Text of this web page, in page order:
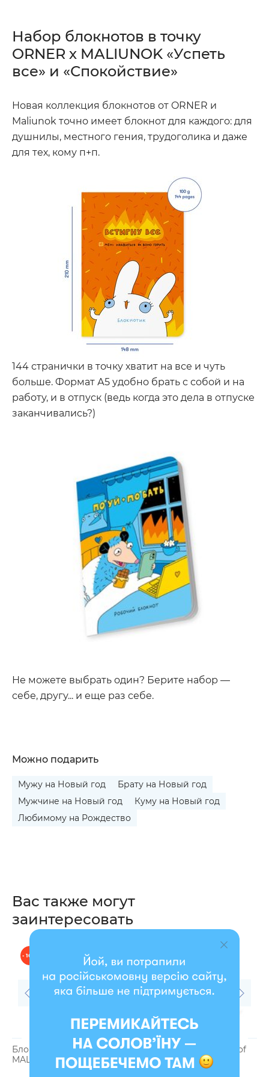
Набор блокнотов в точку
ORNER х MALIUNOK «Успеть
все» и «Спокойствие»
Новая коллекция блокнотов от ORNER и
Maliunok точно имеет блокнот для каждого: для
душнилы, местного гения, трудоголика и даже
для тех, кому п+п.
144 странички в точку хватит на все и чуть
больше. Формат А5 удобно брать с собой и на
работу, и в отпуск (ведь когда это дела в отпуске
заканчивались?)
Не можете выбрать один? Берите набор —
себе, другу... и еще раз себе.
Можно подарить
Мужу на Новый год
Брату на Новый год
Мужчине на Новый год
Куму на Новый год
Любимому на Рождество
Вас также могут
заинтересовать
- 10 %
Блокнот в точку ORNER x
MALIUNOK «Психушка»
Фотоальбом Moments of
Happiness